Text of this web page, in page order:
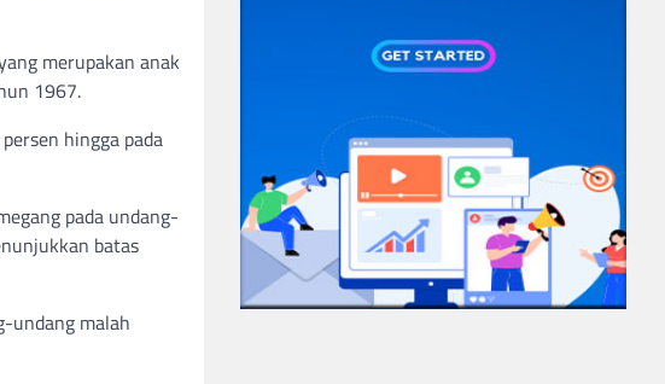
merupakan anak
1967.
hingga pada
pada undang-
batas
undang malah